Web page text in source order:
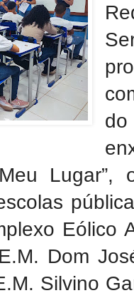
Lugar”,
Eólico
Dom
Silvino